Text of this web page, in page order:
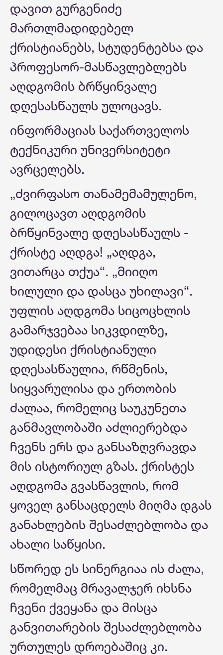
დავით გურგენიძე
მართლმადიდებელ
ქრისტიანებს, სტუდენტებსა და
პროფესორ-მასწავლებლებს
აღდგომის ბრწყინვალე
დღესასწაულს ულოცავს.
ინფორმაციას საქართველოს
ტექნიკური უნივერსიტეტი
ავრცელებს.
„ძვირფასო თანამემამულენო,
გილოცავთ აღდგომის
ბრწყინვალე დღესასწაულს -
ქრისტე აღდგა! „აღდგა,
ვითარცა თქუა“. „მიიღო
ხილული და დასცა უხილავი“.
უფლის აღდგომა სიცოცხლის
გამარჯვებაა სიკვდილზე,
უდიდესი ქრისტიანული
დღესასწაულია, რწმენის,
სიყვარულისა და ერთობის
ძალაა, რომელიც საუკუნეთა
განმავლობაში აძლიერებდა
ჩვენს ერს და განსაზღვრავდა
მის ისტორიულ გზას. ქრისტეს
აღდგომა გვასწავლის, რომ
ყოველ განსაცდელს მიღმა დგას
განახლების შესაძლებლობა და
ახალი საწყისი.
სწორედ ეს სინერგიაა ის ძალა,
რომელმაც მრავალჯერ იხსნა
ჩვენი ქვეყანა და მისცა
განვითარების შესაძლებლობა
ურთულეს დროებაშიც კი.